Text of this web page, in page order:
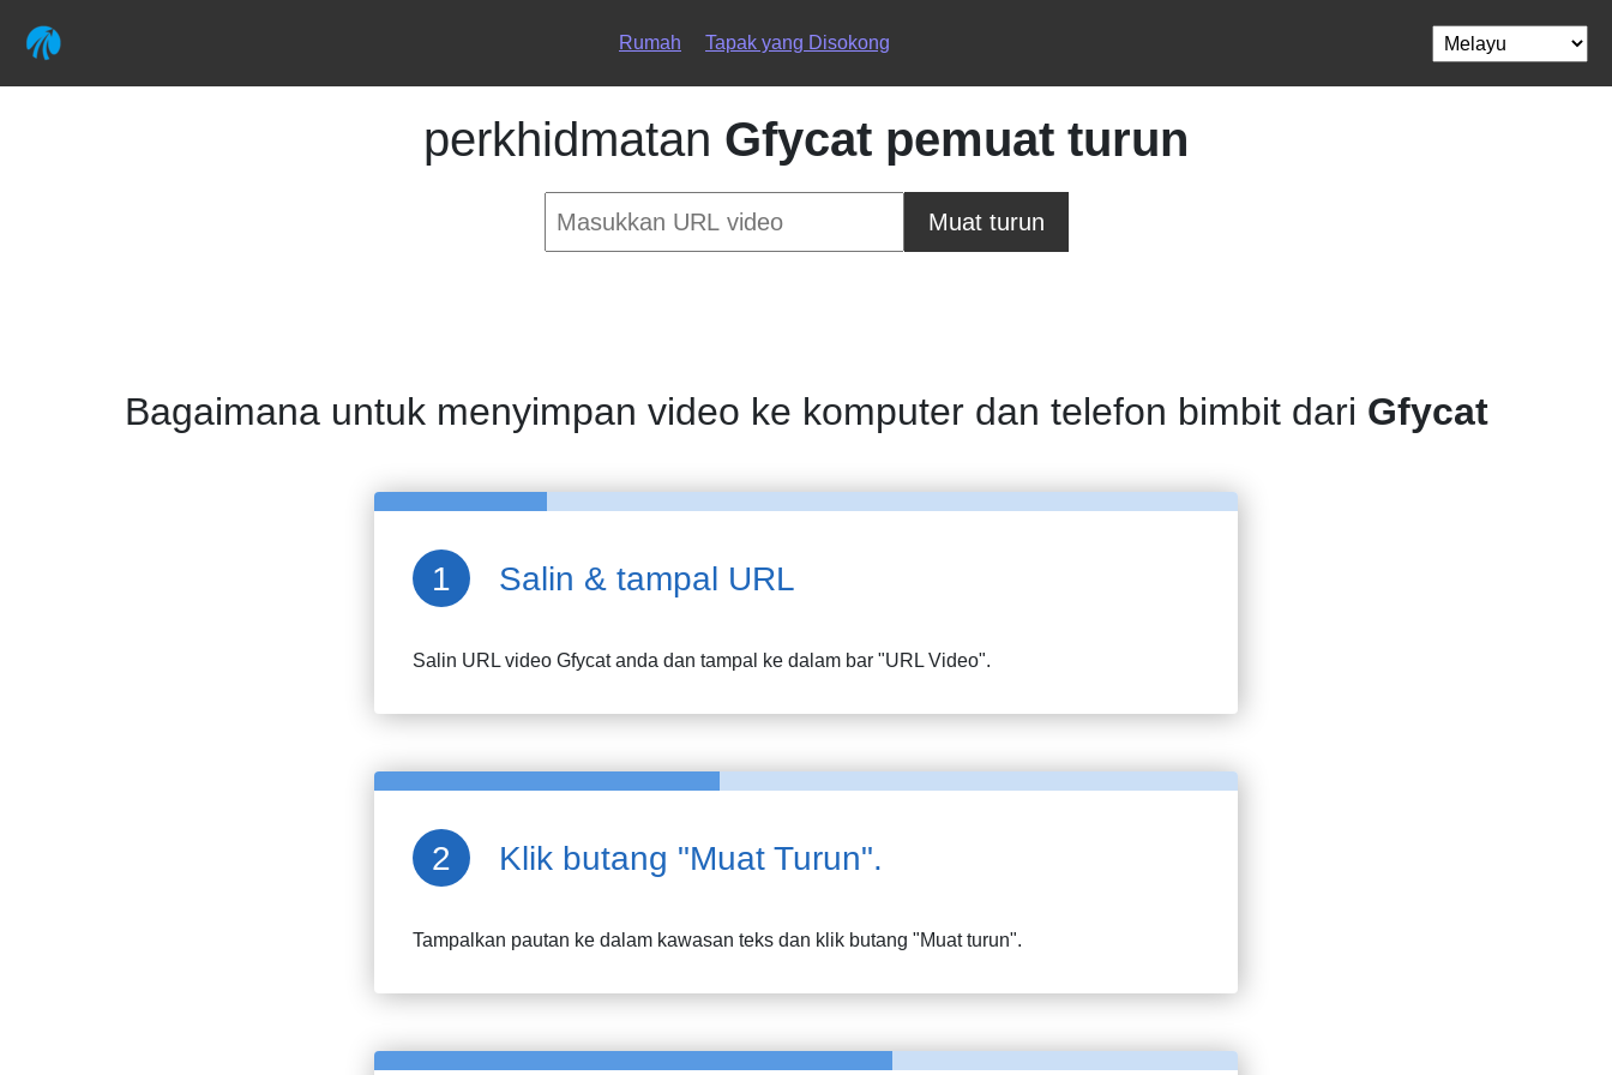
Rumah Tapak yang Disokong
perkhidmatan Gfycat pemuat turun
Muat turun
Bagaimana untuk menyimpan video ke komputer dan telefon bimbit dari Gfycat
Salin & tampal URL
Salin URL video Gfycatanda dan tampal ke dalam bar "URL Video".
Klik butang "Muat Turun".
Tampalkan pautan ke dalam kawasan teks dan klik butang "Muat turun".